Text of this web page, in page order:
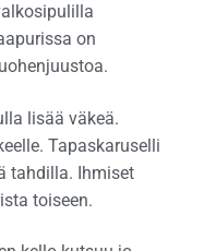
on
lisää väkeä.
Tapaskaruselli
tahdilla. Ihmiset
toiseen.